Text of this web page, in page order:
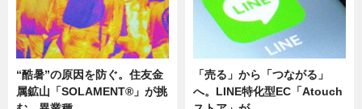
“酷暑”の原因を防ぐ。住友金
属鉱山「SOLAMENT®」が挑
「売る」から「つながる」
へ。LINE特化型EC「Atouch